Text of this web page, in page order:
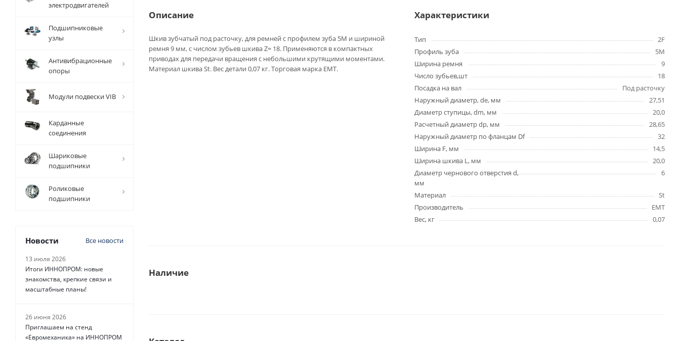
Описание
Шкив зубчатый под расточку, для ремней с профилем зуба 5M и шириной
ремня 9 мм, с числом зубьев шкива Z= 18. Применяются в компактных
приводах для передачи вращения с небольшими крутящими моментами.
Материал шкива St. Вес детали 0,07 кг. Торговая марка EMT.
Характеристики
Тип
2F
Профиль зуба
5M
Ширина ремня
9
Число зубьев,шт
18
Посадка на вал
Под расточку
Наружный диаметр, de, мм
27,51
Диаметр ступицы, dm, мм
20,0
Расчетный диаметр dp, мм
28,65
Наружный диаметр по фланцам Df
32
Ширина F, мм
14,5
Ширина шкива L, мм
20,0
Диаметр чернового отверстия d,
мм
6
Материал
St
Производитель
EMT
Вес, кг
0,07
Наличие
электродвигателей
Подшипниковые
узлы
Антивибрационные
опоры
Модули подвески VIB
Карданные
соединения
Шариковые
подшипники
Роликовые
подшипники
Новости Все новости
13 июля 2026
Итоги ИННОПРОМ: новые
знакомства, крепкие связи и
масштабные планы!
26 июня 2026
Приглашаем на стенд
«Евромеханика» на ИННОПРОМ